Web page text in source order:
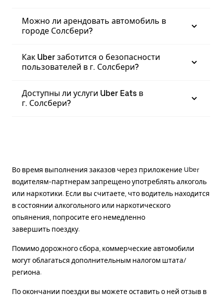
Можно ли арендовать автомобиль в
городе Солсбери?
Как Uber заботится о безопасности
пользователей в г. Солсбери?
Доступны ли услуги Uber Eats в
г. Солсбери?
Во время выполнения заказов через приложение Uber
водителям-партнерам запрещено употреблять алкоголь
или наркотики. Если вы считаете, что водитель находится
в состоянии алкогольного или наркотического
опьянения, попросите его немедленно
завершить поездку.
Помимо дорожного сбора, коммерческие автомобили
могут облагаться дополнительным налогом штата/
региона.
По окончании поездки вы можете оставить о ней отзыв в